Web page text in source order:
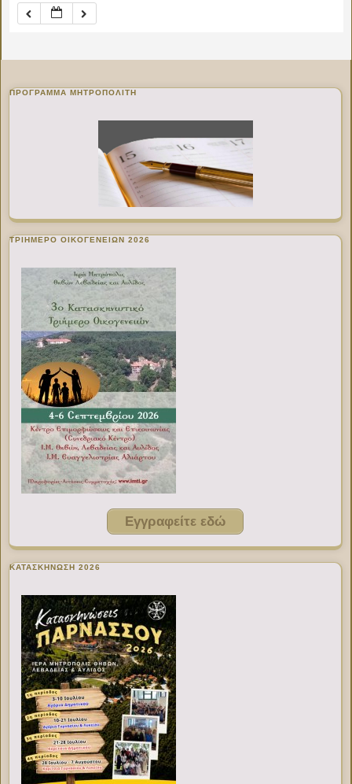
ΠΡΌΓΡΑΜΜΑ ΜΗΤΡΟΠΟΛΊΤΗ
ΤΡΙΗΜΕΡΟ ΟΙΚΟΓΕΝΕΙΩΝ 2026
Εγγραφείτε εδώ
ΚΑΤΑΣΚΗΝΩΣΗ 2026